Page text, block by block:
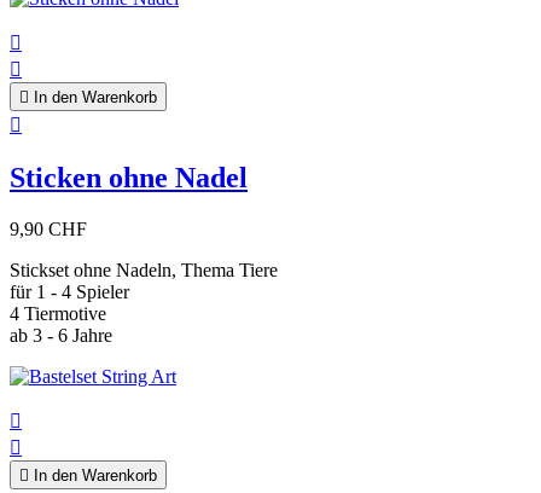


 In den Warenkorb

Sticken ohne Nadel
9,90 CHF
Stickset ohne Nadeln, Thema Tiere
für 1 - 4 Spieler
4 Tiermotive
ab 3 - 6 Jahre


 In den Warenkorb